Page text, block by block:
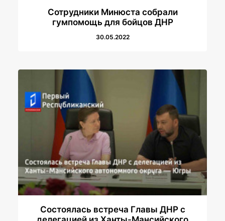
Сотрудники Минюста собрали
гумпомощь для бойцов ДНР
30.05.2022
Состоялась встреча Главы ДНР с